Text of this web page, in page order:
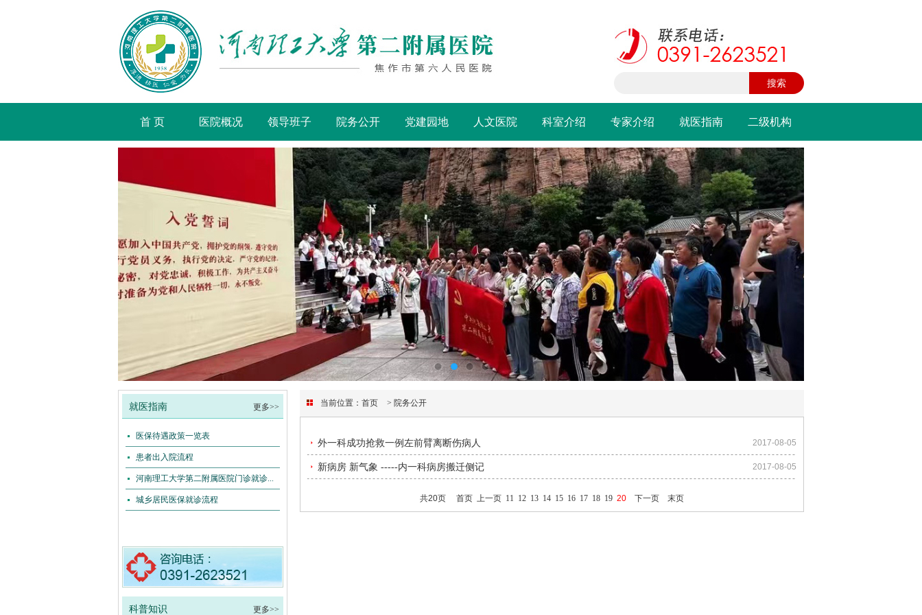
首 页 医院概况 领导班子 院务公开 党建园地 人文医院 科室介绍 专家介绍 就医指南 二级机构
更多>>
就医指南
医保待遇政策一览表
患者出入院流程
河南理工大学第二附属医院门诊就诊...
城乡居民医保就诊流程
更多>>
科普知识
当前位置： 首页 > 院务公开
外一科成功抢救一例左前臂离断伤病人 2017-08-05
新病房 新气象 -----内一科病房搬迁侧记 2017-08-05
共20页 首页 上一页 11 12 13 14 15 16 17 18 19 20 下一页 末页